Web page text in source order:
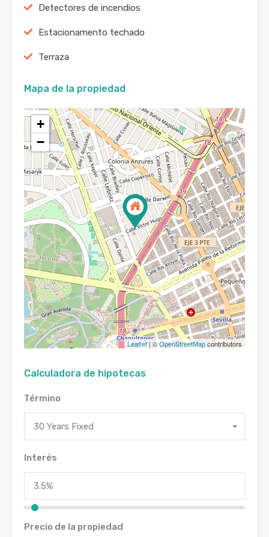
Detectores de incendios
Estacionamento techado
Terraza
Mapa de la propiedad
+
−
Leaflet| ©OpenStreetMapcontributors
Calculadora de hipotecas
Término
30 Years Fixed
Interés
Precio de la propiedad